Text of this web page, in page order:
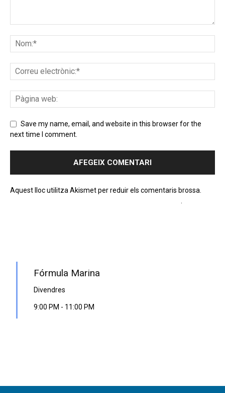
Save my name, email, and website in this browser for the
next time I comment.
Aquest lloc utilitza Akismet per reduir els comentaris brossa.
.
Fórmula Marina
Divendres
9:00 PM - 11:00 PM